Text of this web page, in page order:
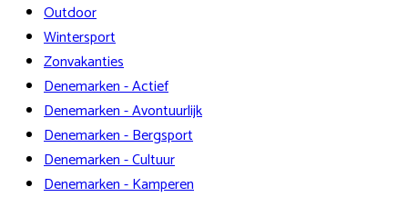
Outdoor
Wintersport
Zonvakanties
Denemarken - Actief
Denemarken - Avontuurlijk
Denemarken - Bergsport
Denemarken - Cultuur
Denemarken - Kamperen